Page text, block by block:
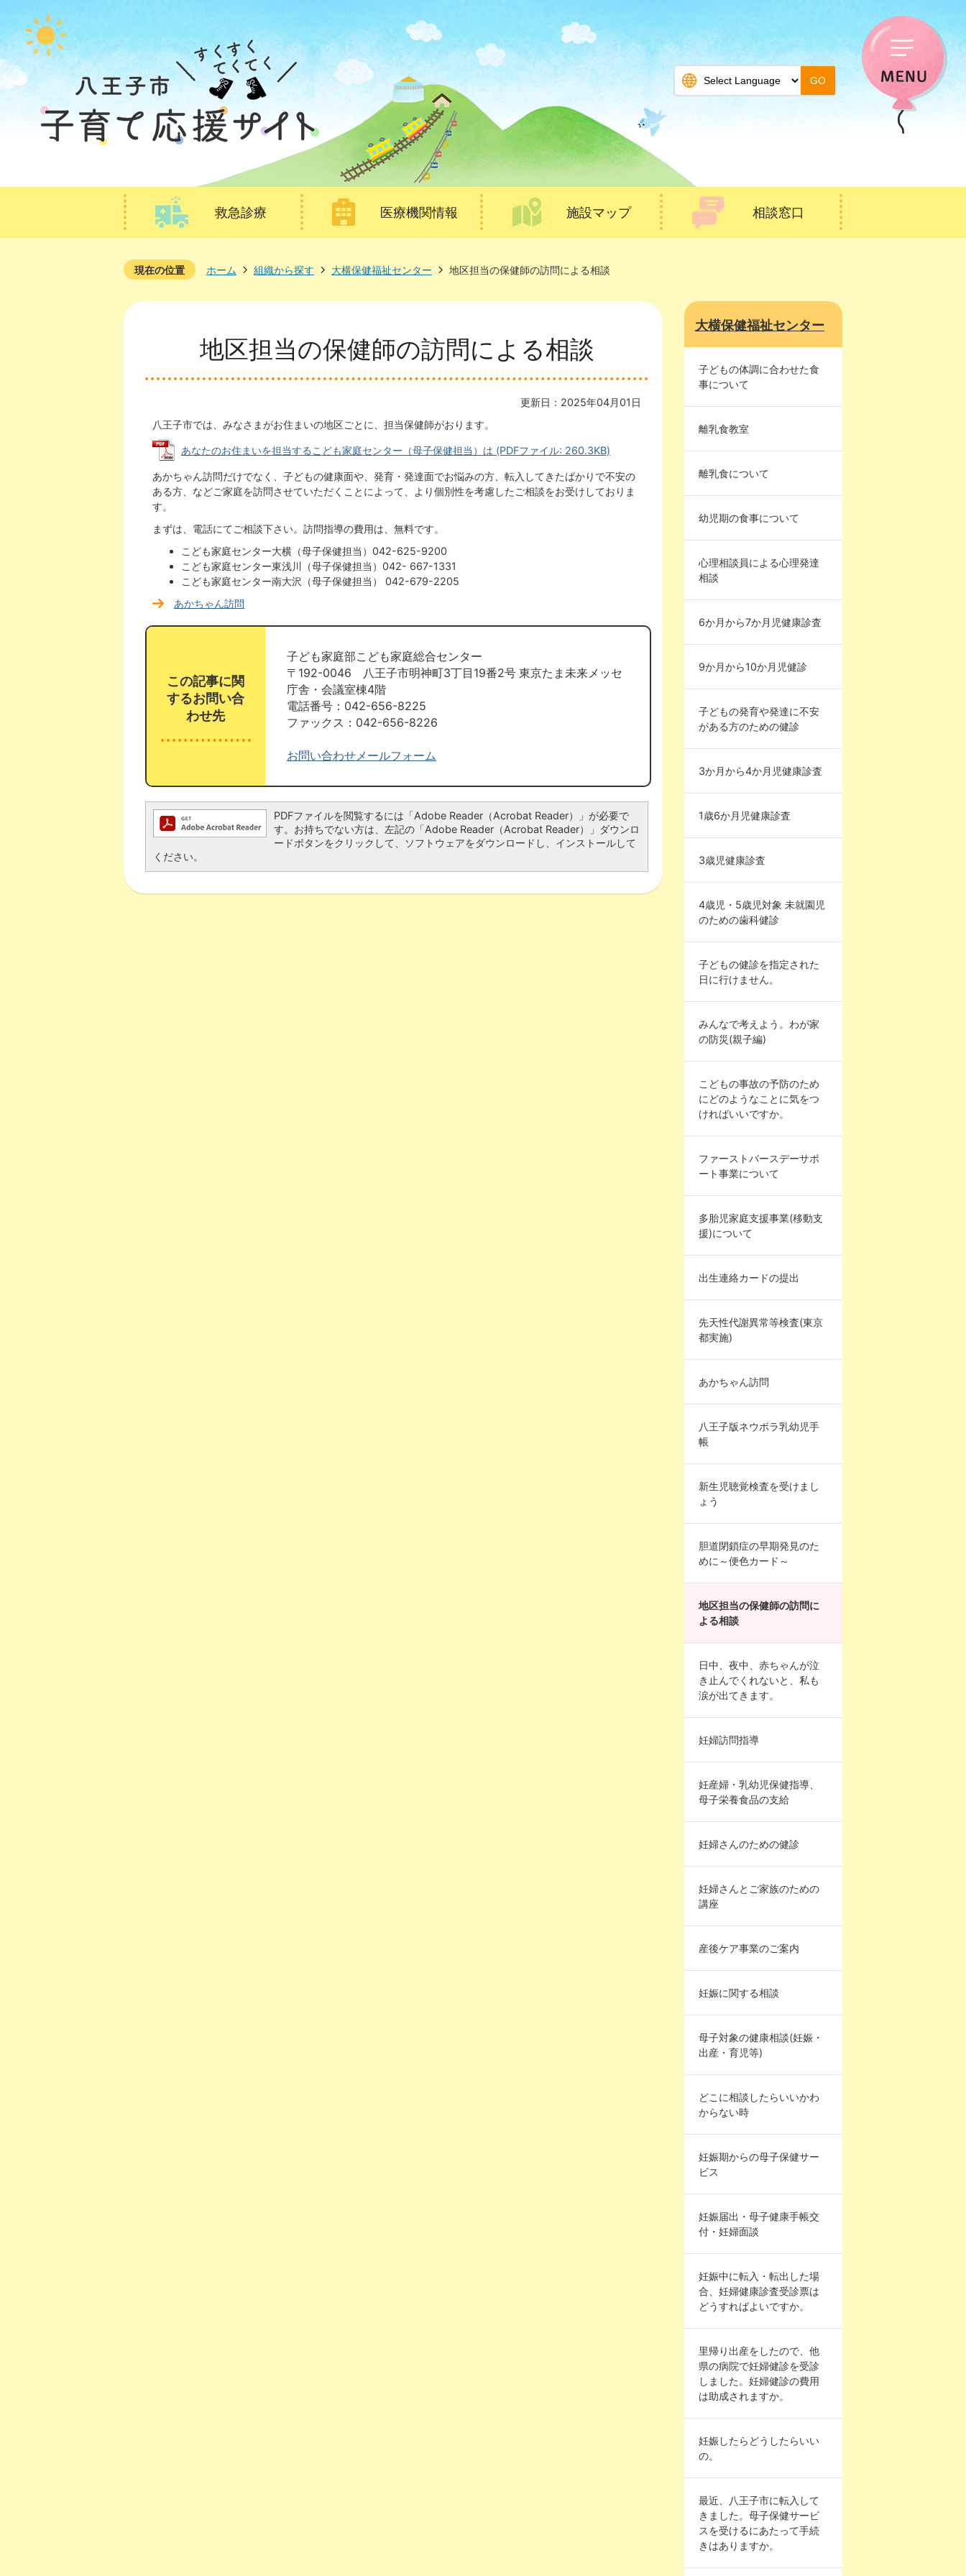
GO
救急診療 医療機関情報 施設マップ 相談窓口
現在の位置 ホーム 組織から探す 大横保健福祉センター 地区担当の保健師の訪問による相談
地区担当の保健師の訪問による相談
更新日：2025年04月01日
八王子市では、みなさまがお住まいの地区ごとに、担当保健師がおります。
あなたのお住まいを担当するこども家庭センター（母子保健担当）は (PDFファイル: 260.3KB)
あかちゃん訪問だけでなく、子どもの健康面や、発育・発達面でお悩みの方、転入してきたばかりで不安の
ある方、などご家庭を訪問させていただくことによって、より個別性を考慮したご相談をお受けしておりま
す。
まずは、電話にてご相談下さい。訪問指導の費用は、無料です。
こども家庭センター大横（母子保健担当）042-625-9200
こども家庭センター東浅川（母子保健担当）042- 667-1331
こども家庭センター南大沢（母子保健担当） 042-679-2205
あかちゃん訪問
この記事に関
するお問い合
わせ先
子ども家庭部こども家庭総合センター
〒192-0046 八王子市明神町3丁目19番2号 東京たま未来メッセ
庁舎・会議室棟4階
電話番号：042-656-8225
ファックス：042-656-8226
お問い合わせメールフォーム
PDFファイルを閲覧するには「Adobe Reader（Acrobat Reader）」が必要で
す。お持ちでない方は、左記の「Adobe Reader（Acrobat Reader）」ダウンロ
ードボタンをクリックして、ソフトウェアをダウンロードし、インストールして
ください。
大横保健福祉センター
子どもの体調に合わせた食
事について
離乳食教室
離乳食について
幼児期の食事について
心理相談員による心理発達
相談
6か月から7か月児健康診査
9か月から10か月児健診
子どもの発育や発達に不安
がある方のための健診
3か月から4か月児健康診査
1歳6か月児健康診査
3歳児健康診査
4歳児・5歳児対象 未就園児
のための歯科健診
子どもの健診を指定された
日に行けません。
みんなで考えよう。わが家
の防災(親子編)
こどもの事故の予防のため
にどのようなことに気をつ
ければいいですか。
ファーストバースデーサポ
ート事業について
多胎児家庭支援事業(移動支
援)について
出生連絡カードの提出
先天性代謝異常等検査(東京
都実施)
あかちゃん訪問
八王子版ネウボラ乳幼児手
帳
新生児聴覚検査を受けまし
ょう
胆道閉鎖症の早期発見のた
めに～便色カード～
地区担当の保健師の訪問に
よる相談
日中、夜中、赤ちゃんが泣
き止んでくれないと、私も
涙が出てきます。
妊婦訪問指導
妊産婦・乳幼児保健指導、
母子栄養食品の支給
妊婦さんのための健診
妊婦さんとご家族のための
講座
産後ケア事業のご案内
妊娠に関する相談
母子対象の健康相談(妊娠・
出産・育児等)
どこに相談したらいいかわ
からない時
妊娠期からの母子保健サー
ビス
妊娠届出・母子健康手帳交
付・妊婦面談
妊娠中に転入・転出した場
合、妊婦健康診査受診票は
どうすればよいですか。
里帰り出産をしたので、他
県の病院で妊婦健診を受診
しました。妊婦健診の費用
は助成されますか。
妊娠したらどうしたらいい
の。
最近、八王子市に転入して
きました。母子保健サービ
スを受けるにあたって手続
きはありますか。